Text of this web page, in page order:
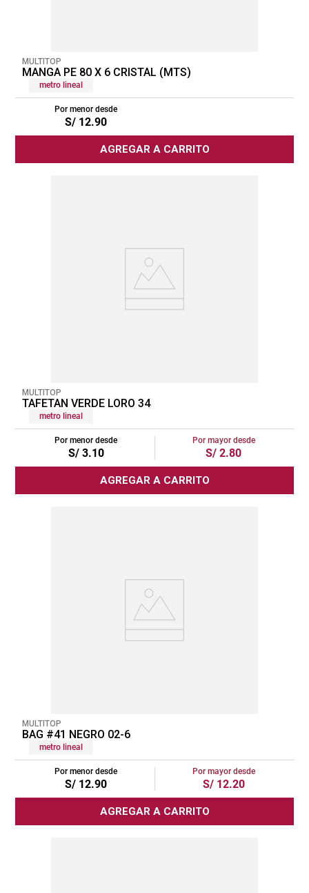
MULTITOP
MANGA PE 80 X 6 CRISTAL (MTS)
metro lineal
Por menor desde
S/ 12.90
AGREGAR A CARRITO
MULTITOP
TAFETAN VERDE LORO 34
metro lineal
Por menor desde
S/ 3.10
Por mayor desde
S/ 2.80
AGREGAR A CARRITO
MULTITOP
BAG #41 NEGRO 02-6
metro lineal
Por menor desde
S/ 12.90
Por mayor desde
S/ 12.20
AGREGAR A CARRITO